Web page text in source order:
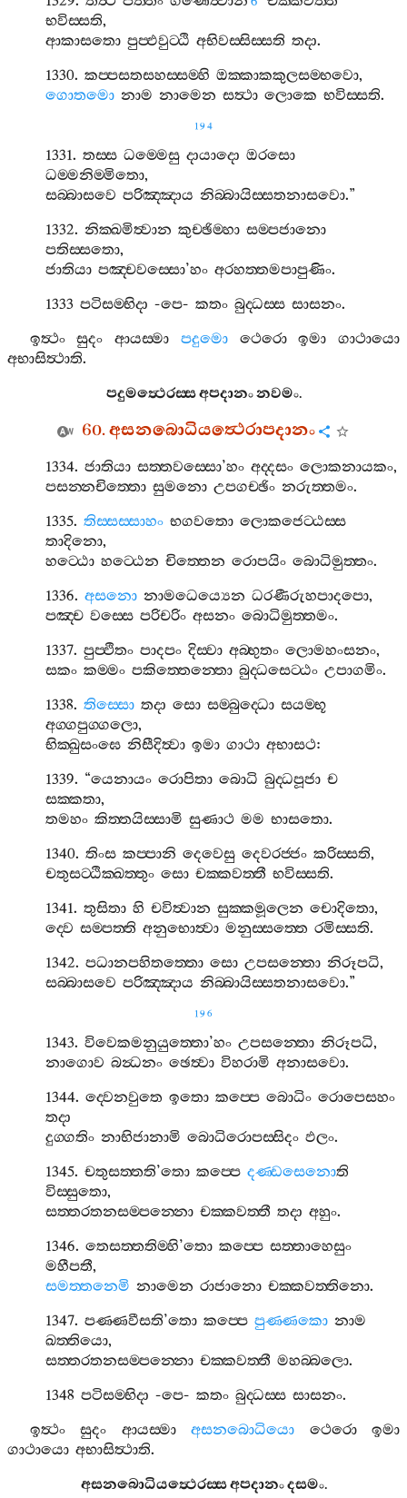
භවිස‍්සති,
ආකාසතො පුප‍්ඵවුට‍්ඨි අභිවස‍්සිස‍්සති තදා.
1330.කප‍්පසතසහස‍්සම‍්හි ඔක‍්කාකකුලසම‍්භවො,
ගොතමො නාම නාමෙන සත්‍ථා ලොකෙ භවිස‍්සති.
194
1331.තස‍්ස ධම‍්මෙසු දායාදො ඔරසො
ධම‍්මනිම‍්මිතො,
සබ‍්බාසවෙ පරිඤ‍්ඤාය නිබ‍්බායිස‍්සතනාසවො.”
1332.නික‍්ඛමිත්‍වාන කුච‍්ඡිම‍්හා සම‍්පජානො
පතිස‍්සතො,
ජාතියා පඤ‍්චවස‍්සො’හං අරහත‍්තමපාපුණිං.
1333පටිසම‍්භිදා -පෙ-කතං බුද‍්ධස‍්ස සාසනං.
ඉත්‍ථං
සුදං ආයස‍්මා පදුමො ථෙරො ඉමා
ගාථායො
අභාසිත්‍ථාති.
පදුමත්‍ථෙරස‍්සඅපදානංනවමං.
60.අසනබොධියත්‍ථෙරාපදානං
1334.ජාතියා සත‍්තවස‍්සො’හං අද‍්දසං ලොකනායකං,
පසන‍්නචිත‍්තො සුමනො උපගච‍්ඡිං නරුත‍්තමං.
1335.තිස‍්සස‍්සාහං භගවතො ලොකජෙට‍්ඨස‍්ස
තාදිනො,
හට‍්ඨො හට‍්ඨෙන චිත‍්තෙන රොපයිං බොධිමුත‍්තං.
1336.අසනො නාමධෙය්‍යෙන ධරණීරුහපාදපො,
පඤ‍්ච වස‍්සෙ පරිචරිං අසනං බොධිමුත‍්තමං.
1337.පුප‍්ඵිතං පාදපං දිස‍්වා අබ‍්භුතං ලොමහංසනං,
සකං කම‍්මං පකිත‍්තෙන‍්තො බුද‍්ධසෙට‍්ඨං උපාගමිං.
1338.තිස‍්සො තදා සො සම‍්බුද‍්ධො සයම‍්භූ
අග‍්ගපුග‍්ගලො,
භික‍්ඛුසංඝෙ නිසීදිත්‍වා ඉමා ගාථා අභාසථ:
1339. “යෙනායං රොපිතා බොධි බුද‍්ධපූජා ච
සක‍්කතා,
තමහං කිත‍්තයිස‍්සාමි සුණාථ මම භාසතො.
1340.තිංස කප‍්පානි දෙවෙසු දෙවරජ‍්ජං කරිස‍්සති,
චතුසට‍්ඨික‍්ඛත‍්තුං සො චක‍්කවත‍්තී භවිස‍්සති.
1341.තුසිතා හි චවිත්‍වාන සුක‍්කමූලෙන චොදිතො,
ද‍්වෙ සම‍්පත‍්ති අනුභොත්‍වා මනුස‍්සත‍්තෙ රමිස‍්සති.
1342.පධානපහිතත‍්තො සො උපසන‍්තො නිරූපධි,
සබ‍්බාසවෙ පරිඤ‍්ඤාය නිබ‍්බායිස‍්සතනාසවො.”
196
1343.විවෙකමනුයුත‍්තො’හං උපසන‍්තො නිරූපධි,
නාගොව බන්‍ධනං ඡෙත්‍වා විහරාමි අනාසවො.
1344.ද‍්වෙනවුතෙ ඉතො කප‍්පෙ බොධිං රොපෙසහං
තදා
දුග‍්ගතිං නාභිජානාමි බොධිරොපස‍්සිදං ඵලං.
1345.චතුසත‍්තති’තො කප‍්පෙ දණ‍්ඩසෙනොති
විස‍්සුතො,
සත‍්තරතනසම‍්පන‍්නො චක‍්කවත‍්තී තදා අහුං.
1346.තෙසත‍්තතිම‍්හි’තො කප‍්පෙ සත‍්තාහෙසුං
මහීපතී,
සමත‍්තනෙමි නාමෙන රාජානො චක‍්කවත‍්තිනො.
1347.පණ‍්ණවීසති’තො කප‍්පෙ පුණ‍්ණකො නාම
ඛත‍්තියො,
සත‍්තරතනසම‍්පන‍්නො චක‍්කවත‍්තී මහබ‍්බලො.
1348පටිසම‍්භිදා -පෙ-කතං බුද‍්ධස‍්ස සාසනං.
ඉත්‍ථං
සුදං ආයස‍්මා අසනබොධියො ථෙරො
ඉමා
ගාථායො අභාසිත්‍ථාති.
අසනබොධියත්‍ථෙරස‍්සඅපදානංදසමං.